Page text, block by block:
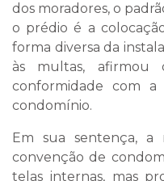
dos moradores, o
o prédio é a
forma diversa da
às multas, afirmou
conformidade com a
condomínio.
Em sua sentença, a
convenção de
telas internas, mas